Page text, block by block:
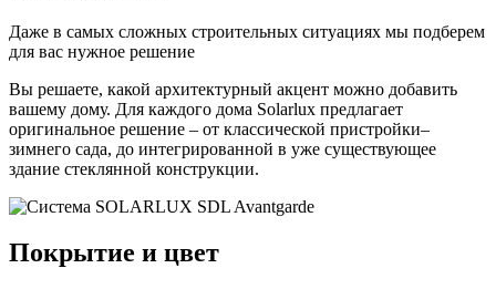
Даже в самых сложных строительных ситуациях мы подберем
для вас нужное решение
Вы решаете, какой архитектурный акцент можно добавить
вашему дому. Для каждого дома Solarlux предлагает
оригинальное решение – от классической пристройки–
зимнего сада, до интегрированной в уже существующее
здание стеклянной конструкции.
Покрытие и цвет